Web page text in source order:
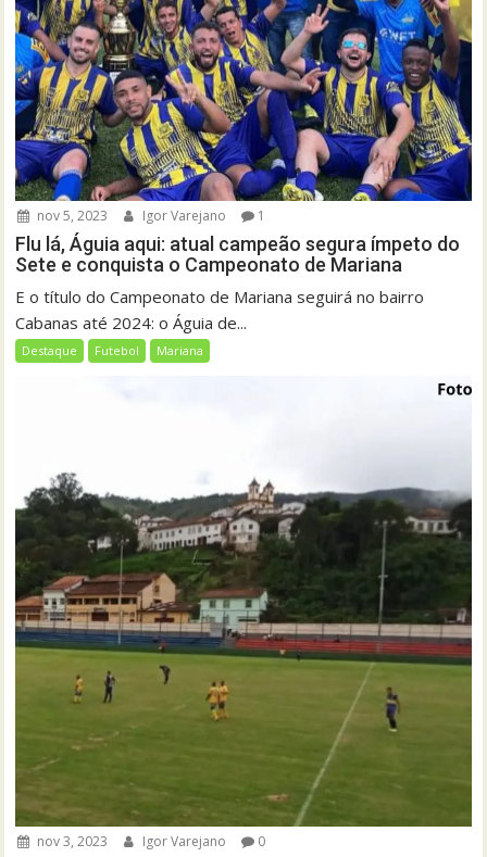
nov 5, 2023 Igor Varejano 1
Flu lá, Águia aqui: atual campeão segura ímpeto do
Sete e conquista o Campeonato de Mariana
E o título do Campeonato de Mariana seguirá no bairro
Cabanas até 2024: o Águia de...
Destaque Futebol Mariana
nov 3, 2023 Igor Varejano 0